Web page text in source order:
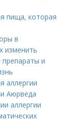
пища, которая
в
изменить
препараты и
аллергии
Аюрведа
аллергии